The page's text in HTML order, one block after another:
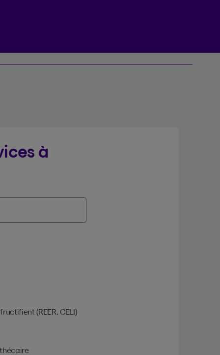
à
(REER, CELI)